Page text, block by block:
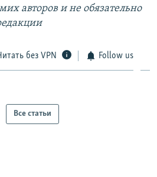
авторов и не обязательно
без VPN Follow us
Все статьи